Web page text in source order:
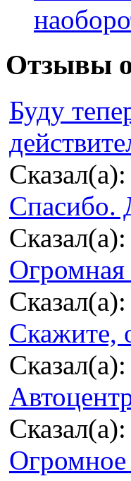
Отзывы
Буду
Спасибо.
Огромная
Скажите,
Огромное